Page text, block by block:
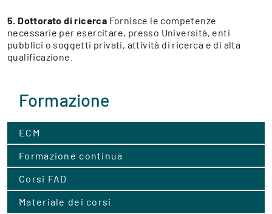
5. Dottorato di ricerca Fornisce le competenze
necessarie per esercitare, presso Università, enti
pubblici o soggetti privati, attività di ricerca e di alta
qualificazione.
Formazione
ECM
Formazione continua
Corsi FAD
Materiale dei corsi